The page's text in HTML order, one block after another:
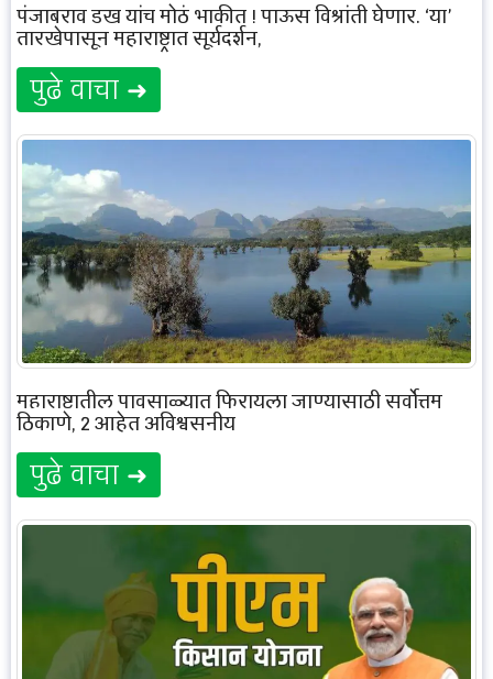
पंजाबराव डख यांच मोठं भाकीत ! पाऊस विश्रांती घेणार. ‘या’
तारखेपासून महाराष्ट्रात सूर्यदर्शन,
पुढे वाचा ➜
महाराष्ट्रातील पावसाळ्यात फिरायला जाण्यासाठी सर्वोत्तम
ठिकाणे, 2 आहेत अविश्वसनीय
पुढे वाचा ➜